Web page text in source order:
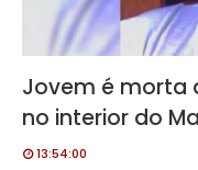
Jovem é morta
no interior do
13:54:00